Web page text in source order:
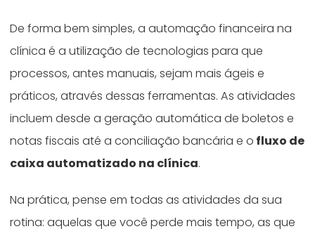
De forma bem simples, a automação financeira na
clínica é a utilização de tecnologias para que
processos, antes manuais, sejam mais ágeis e
práticos, através dessas ferramentas. As atividades
incluem desde a geração automática de boletos e
notas fiscais até a conciliação bancária e o fluxo de
caixa automatizado na clínica.
Na prática, pense em todas as atividades da sua
rotina: aquelas que você perde mais tempo, as que